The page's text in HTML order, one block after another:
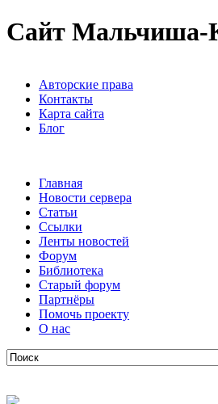
Сайт Мальчиша-
Авторские права
Контакты
Карта сайта
Блог
Главная
Новости сервера
Статьи
Ссылки
Ленты новостей
Форум
Библиотека
Старый форум
Партнёры
Помочь проекту
О нас